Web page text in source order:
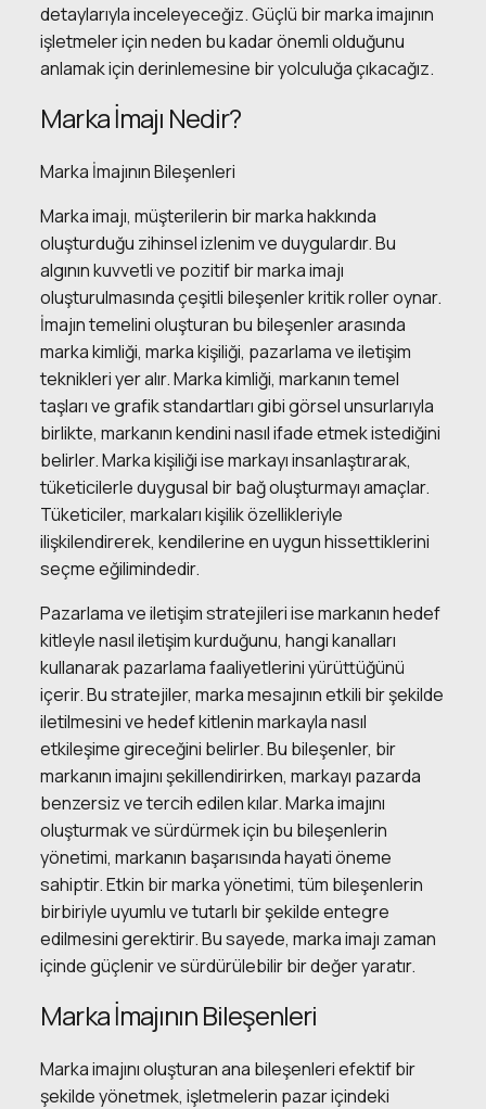
detaylarıyla inceleyeceğiz. Güçlü bir marka imajının
işletmeler için neden bu kadar önemli olduğunu
anlamak için derinlemesine bir yolculuğa çıkacağız.
Marka İmajı Nedir?
Marka İmajının Bileşenleri
Marka imajı, müşterilerin bir marka hakkında
oluşturduğu zihinsel izlenim ve duygulardır. Bu
algının kuvvetli ve pozitif bir marka imajı
oluşturulmasında çeşitli bileşenler kritik roller oynar.
İmajın temelini oluşturan bu bileşenler arasında
marka kimliği, marka kişiliği, pazarlama ve iletişim
teknikleri yer alır. Marka kimliği, markanın temel
taşları ve grafik standartları gibi görsel unsurlarıyla
birlikte, markanın kendini nasıl ifade etmek istediğini
belirler. Marka kişiliği ise markayı insanlaştırarak,
tüketicilerle duygusal bir bağ oluşturmayı amaçlar.
Tüketiciler, markaları kişilik özellikleriyle
ilişkilendirerek, kendilerine en uygun hissettiklerini
seçme eğilimindedir.
Pazarlama ve iletişim stratejileri ise markanın hedef
kitleyle nasıl iletişim kurduğunu, hangi kanalları
kullanarak pazarlama faaliyetlerini yürüttüğünü
içerir. Bu stratejiler, marka mesajının etkili bir şekilde
iletilmesini ve hedef kitlenin markayla nasıl
etkileşime gireceğini belirler. Bu bileşenler, bir
markanın imajını şekillendirirken, markayı pazarda
benzersiz ve tercih edilen kılar. Marka imajını
oluşturmak ve sürdürmek için bu bileşenlerin
yönetimi, markanın başarısında hayati öneme
sahiptir. Etkin bir marka yönetimi, tüm bileşenlerin
birbiriyle uyumlu ve tutarlı bir şekilde entegre
edilmesini gerektirir. Bu sayede, marka imajı zaman
içinde güçlenir ve sürdürülebilir bir değer yaratır.
Marka İmajının Bileşenleri
Marka imajını oluşturan ana bileşenleri efektif bir
şekilde yönetmek, işletmelerin pazar içindeki